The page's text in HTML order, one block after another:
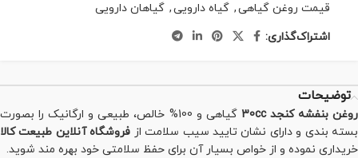
قیمت روغن گیاهی, گیاه دارویی, گیاهان دارویی
اشتراک‌گذاری:
توضیحات
روغن بنفشه کنجد 30cc
گیاهی و 100% خالص، طبیعی و ارگانیک را بصورت
بسته بندی و دارای نشان تایید سیب سلامت از فروشگاه آنلاین طبیعت کالا
خریداری نموده و از خواص بسیار آن برای حفظ سلامتی خود بهره مند شوید.